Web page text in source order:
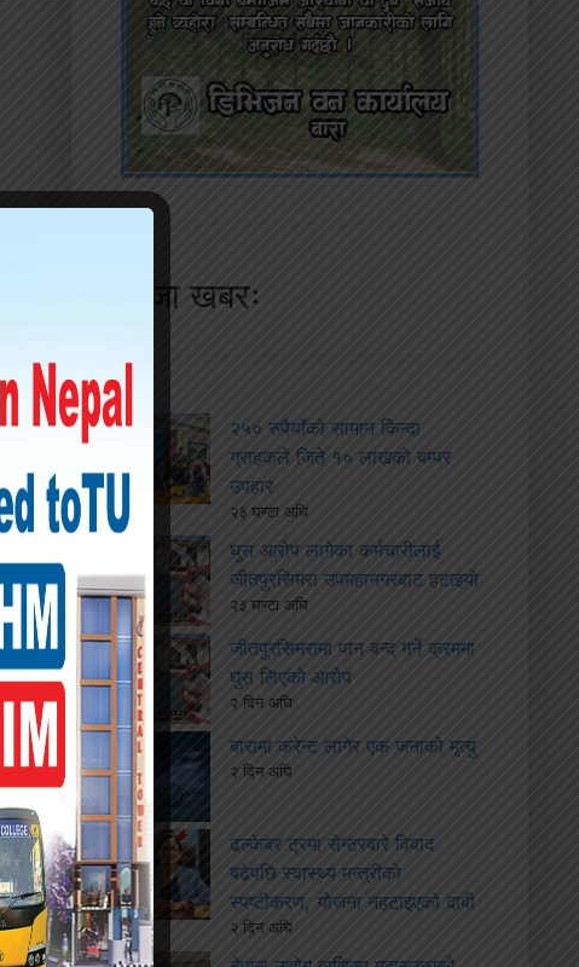
ताजा खबरः
२५० रुपैयाँको सामान किन्दा
ग्राहकले जिते १० लाखको बम्पर
उपहार
२३ घण्टा अघि
घुस आरोप लागेका कर्मचारीलाई
जीतपुरसिमरा उपमहानगरबाट हटाइयो
२३ घण्टा अघि
जीतपुरसिमरामा पान बन्द गर्ने क्रममा
घुस लिएको आरोप
२ दिन अघि
बारामा करेन्ट लागेर एक जनाको मृत्यु
२ दिन अघि
ढल्केबर ट्रमा सेन्टरबारे विवाद
बढेपछि स्वास्थ्य मन्त्रीको
स्पष्टीकरण, योजना नहटाइएको दाबी
२ दिन अघि